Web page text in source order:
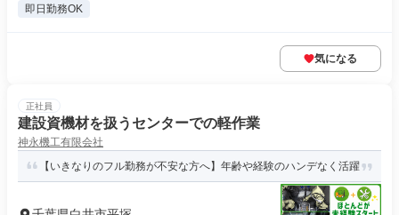
即日勤務OK
気になる
正社員
建設資機材を扱うセンターでの軽作業
神永機工有限会社
【いきなりのフル勤務が不安な方へ】年齢や経験のハンデなく活躍